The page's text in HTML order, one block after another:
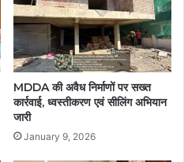
MDDA की अवैध निर्माणों पर सख्त
कार्रवाई, ध्वस्तीकरण एवं सीलिंग अभियान
जारी
January 9, 2026